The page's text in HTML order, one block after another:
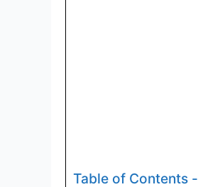
Table of Contents -